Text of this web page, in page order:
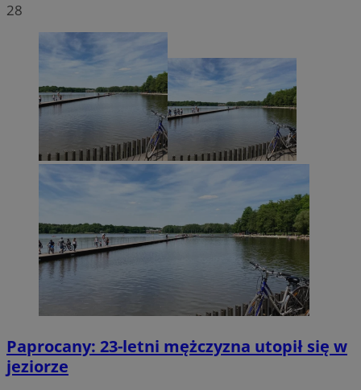
28
Paprocany: 23-letni mężczyzna utopił się w
jeziorze